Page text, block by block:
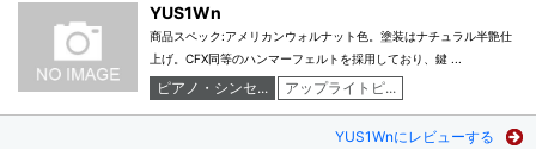
YUS1Wn
商品スペック:アメリカンウォルナット色。塗装はナチュラル半艶仕
上げ。CFX同等のハンマーフェルトを採用しており、鍵 ...
ピアノ・シンセ... アップライトピ...
YUS1Wnにレビューする